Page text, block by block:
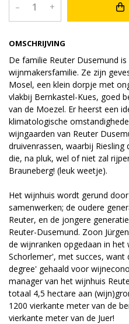
OMSCHRIJVING
De familie Reuter Dusemund is
wijnmakersfamilie. Ze zijn
Mosel, een klein dorpje met
vlakbij Bernkastel-Kues, goed
van de Moezel. Er heerst een
klimatologische
wijngaarden van Reuter
druivenrassen, waarbij
die, na pluk, wel of niet zal
Brauneberg! (leuk weetje).
Het wijnhuis wordt gerund
samenwerken; de oudere
Reuter, en de jongere
Reuter-Dusemund. Zoon
de wijnranken opgedaan in het
Schorlemer', met succes,
degree' gehaald voor
manager van het wijnhuis
totaal 4,5 hectare aan
1200 vierkante meter van de
vierkante meter van de Juffer!
– +